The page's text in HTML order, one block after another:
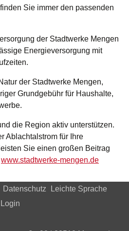
Sie immer den passenden
der Stadtwerke Mengen
Energieversorgung mit
der Stadtwerke Mengen,
Grundgebühr für Haushalte,
die Region aktiv unterstützen.
Ablachtalstrom für Ihre
Sie einen großen Beitrag
www.stadtwerke-mengen.de
Datenschutz
Leichte Sprache
Login